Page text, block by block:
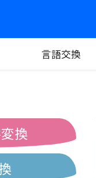
言語交換
換